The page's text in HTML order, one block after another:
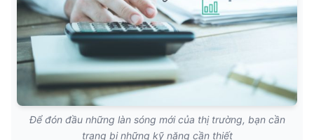
Để đón đầu những làn sóng mới của thị trường, bạn cần
trang bị những kỹ năng cần thiết